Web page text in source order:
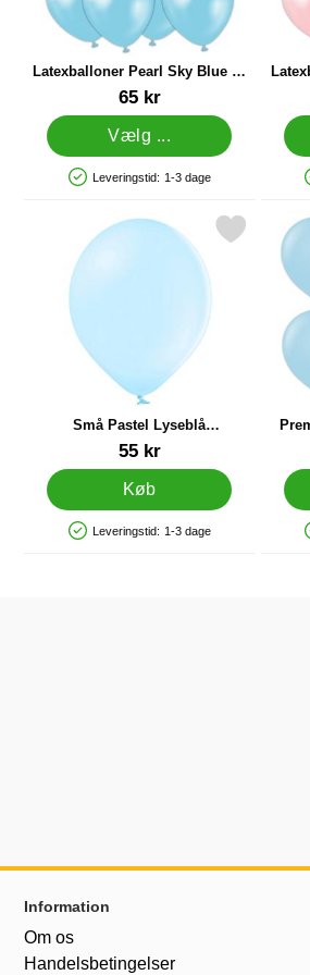
Latexballoner Pearl Sky Blue 13
cm 100-pak
65 kr
Vælg ...
Produkttilgængelighed: På lager
Leveringstid: 1-3 dage
Små Pastel Lyseblå
Latexballoner 100-pak
55 kr
Køb
Produkttilgængelighed: På lager
Leveringstid: 1-3 dage
Markér små Pastel Lyseblå Latexballoner
Markér
Sidefodsinhold Blandet
Information
Om os
Handelsbetingelser